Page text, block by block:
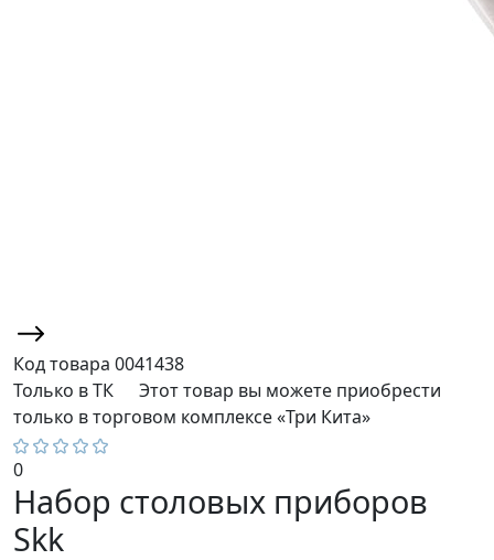
Код товара 0041438
Только в ТК
Этот товар вы можете приобрести
только в торговом комплексе «Три Кита»
0
Набор столовых приборов
Skk